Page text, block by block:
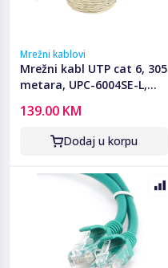
Mrežni kablovi
Mrežni kabl UTP cat 6, 305
metara, UPC-6004SE-L,
GEMBIRD
139.00 KM
Dodaj u korpu